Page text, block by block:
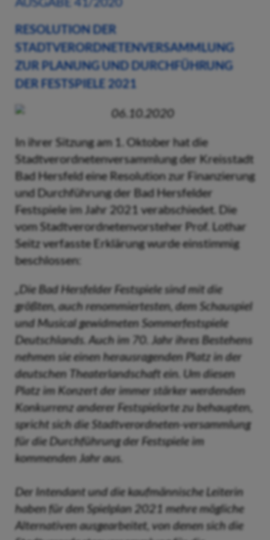
RESOLUTION DER
STADTVERORDNETENVERSAMMLUNG
ZUR PLANUNG UND DURCHFÜHRUNG
DER FESTSPIELE 2021
06.10.2020
In ihrer Sitzung am 1. Oktober hat die
Stadtverordnetenversammlung der Kreisstadt
Bad Hersfeld eine Resolution zur Finanzierung
und Durchführung der Bad Hersfelder
Festspiele im Jahr 2021 verabschiedet. Die
vom Stadtverordnetenvorsteher Prof. Lothar
Seitz verfasste Erklärung wurde einstimmig
beschlossen:
„Die Bad Hersfelder Festspiele sind mit die
größten, auch renommiertesten, dem Schauspiel
und Musical gewidmeten Sommerfestspiele
Deutschlands. Auch im 70. Jahr ihres Bestehens
nehmen sie einen herausragenden Platz in der
deutschen Theaterlandschaft ein. Um diesen
Platz im Konzert der immer stärker werdenden
Konkurrenz anderer Festspielorte zu behaupten,
spricht sich die Stadtverordneten-versammlung
für die Durchführung der Festspiele im
kommenden Jahr aus.
Der Intendant und die kaufmännische Leiterin
haben für den Spielplan 2021 mehre mögliche
Alternativen ausgearbeitet, von denen sich die